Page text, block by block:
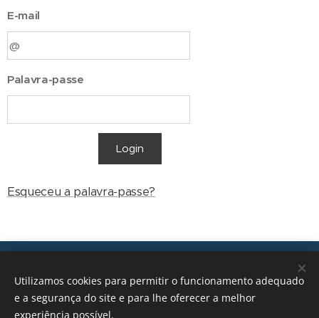
E-mail
Palavra-passe
Login
Esqueceu a palavra-passe?
geral@transicoes.pt
Utilizamos cookies para permitir o funcionamento adequado
e a segurança do site e para lhe oferecer a melhor
experiência possível.